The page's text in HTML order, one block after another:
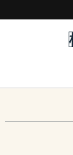
デザイン素材一覧